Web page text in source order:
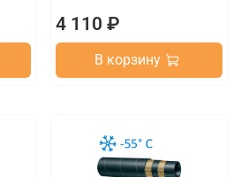
4 110 ₽
В корзину